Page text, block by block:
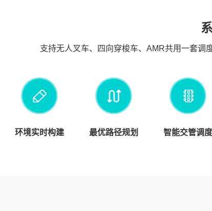
支持无人叉车、四向穿梭车、AMR共用一套调
环境实时构建 最优路径规划 智能交管调度